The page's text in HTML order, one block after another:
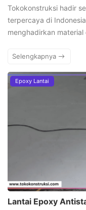
Tokokonstruksi hadir
terpercaya di
menghadirkan
Selengkapnya
Epoxy Lantai
Lantai Epoxy